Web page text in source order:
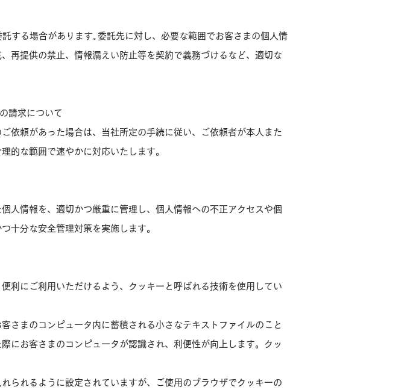
する場合があります｡委託先に対し、必要な範囲でお客さまの個人情
再提供の禁止、情報漏えい防止等を契約で義務づけるなど、適切な
請求について
依頼があった場合は、当社所定の手続に従い、ご依頼者が本人また
的な範囲で速やかに対応いたします。
人情報を、適切かつ厳重に管理し、個人情報への不正アクセスや個
十分な安全管理対策を実施します。
利にご利用いただけるよう、クッキーと呼ばれる技術を使用してい
さまのコンピュータ内に蓄積される小さなテキストファイルのこと
にお客さまのコンピュータが認識され、利便性が向上します。クッ
られるように設定されていますが、ご使用のブラウザでクッキーの